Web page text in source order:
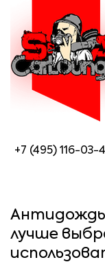
+7 (495) 116-03-
Антидождь
лучше